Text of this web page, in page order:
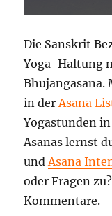
Die Sanskrit
Yoga-Haltung
Bhujangasana.
in derAsana
Yogastunden
Asanas lernst
undAsana
oder Fragen
Kommentare.